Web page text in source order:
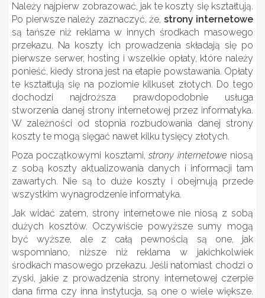
Należy najpierw zobrazować, jak te koszty się kształtują.
Po pierwsze należy zaznaczyć, że, strony internetowe
są tańsze niż reklama w innych środkach masowego
przekazu. Na koszty ich prowadzenia składają się po
pierwsze serwer, hosting i wszelkie opłaty, które należy
ponieść, kiedy strona jest na etapie powstawania. Opłaty
te kształtują się na poziomie kilkuset złotych. Do tego
dochodzi najdroższa prawdopodobnie usługa
stworzenia danej strony internetowej przez informatyka.
W zależności od stopnia rozbudowania danej strony
koszty te mogą sięgać nawet kilku tysięcy złotych.
Poza początkowymi kosztami,strony internetowe niosą
z sobą koszty aktualizowania danych i informacji tam
zawartych. Nie są to duże koszty i obejmują przede
wszystkim wynagrodzenie informatyka.
Jak widać zatem, strony internetowenie niosą z sobą
dużych kosztów. Oczywiście powyższe sumy mogą
być wyższe, ale z całą pewnością są one, jak
wspomniano, niższe niż reklama w jakichkolwiek
środkach masowego przekazu. Jeśli natomiast chodzi o
zyski, jakie z prowadzenia strony internetowej czerpie
dana firma czy inna instytucja, są one o wiele większe.